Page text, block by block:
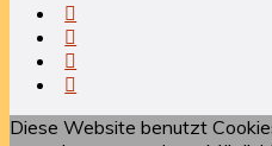
Diese Website benutzt